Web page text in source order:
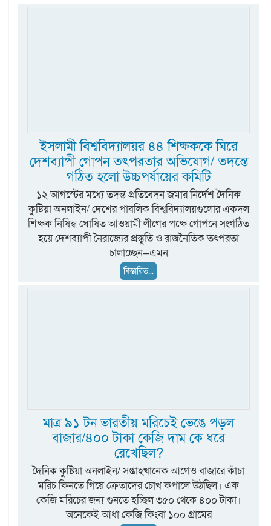
ইসলামী বিশ্ববিদ্যালয়র ৪৪ শিক্ষককে ঘিরে
দেশব্যাপী গোপন তৎপরতার অভিযোগ/ তদন্তে
গঠিত হলো উচ্চপর্যায়ের কমিটি
১২ আগস্টের মধ্যে তদন্ত প্রতিবেদন জমার নির্দেশ দৈনিক
কুষ্টিয়া অনলাইন/ দেশের পাবলিক বিশ্ববিদ্যালয়গুলোর একদল
শিক্ষক নিষিদ্ধ ঘোষিত আওয়ামী লীগের পক্ষে গোপনে সংগঠিত
হয়ে দেশব্যাপী নৈরাজ্যের প্রস্তুতি ও রাজনৈতিক তৎপরতা
চালাচ্ছেন—এমন
বিস্তারিত...
মাত্র ৯১ টন ভারতীয় মরিচেই ভেঙে পড়ল
বাজার/৪০০ টাকা কেজি দাম কে ধরে
রেখেছিল?
দৈনিক কুষ্টিয়া অনলাইন/ সপ্তাহখানেক আগেও বাজারে কাঁচা
মরিচ কিনতে গিয়ে ক্রেতাদের চোখ কপালে উঠছিল। এক
কেজি মরিচের জন্য গুনতে হচ্ছিল ৩৫০ থেকে ৪০০ টাকা।
অনেকেই আধা কেজি কিংবা ১০০ গ্রামের